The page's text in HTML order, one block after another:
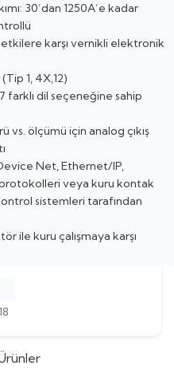
30’dan 1250A’e kadar
karşı vernikli elektronik
1, 4X,12)
farklı dil seçeneğine sahip
vs. ölçümü için analog çıkış
Net, Ethernet/IP,
veya kuru kontak
sistemleri tarafından
ile kuru çalışmaya karşı